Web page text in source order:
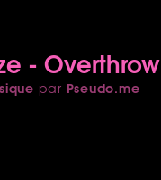
- Overthrow
par Pseudo.me